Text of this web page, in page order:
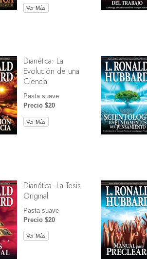
Ver Más
Dianética: La
Evolución de una
Ciencia
Pasta suave
Precio $20
Ver Más
Dianética: La Tesis
Original
Pasta suave
Precio $20
Ver Más